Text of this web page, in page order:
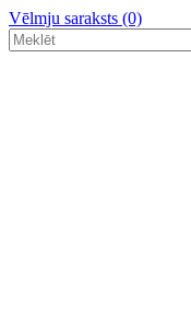
Vēlmju saraksts (0)